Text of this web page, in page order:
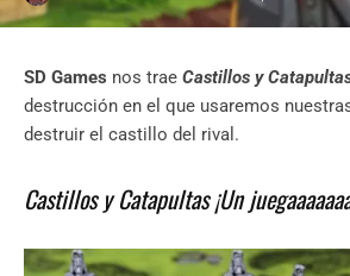
SD Games nos trae Castillos y
destrucción en el que usaremos
destruir el castillo del rival.
Castillos y Catapultas ¡Un